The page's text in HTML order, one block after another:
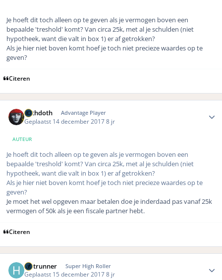
Je hoeft dit toch alleen op te geven als je vermogen boven een
bepaalde 'treshold' komt? Van circa 25k, met al je schulden (niet
hypotheek, want die valt in box 1) er af getrokken?
Als je hier niet boven komt hoef je toch niet precieze waardes op te
geven?
Citeren
bethdoth Advantage Player
Geplaatst 14 december 20178 jr
AUTEUR
Je hoeft dit toch alleen op te geven als je vermogen boven een
bepaalde 'treshold' komt? Van circa 25k, met al je schulden (niet
hypotheek, want die valt in box 1) er af getrokken?
Als je hier niet boven komt hoef je toch niet precieze waardes op te
geven?
Je moet het wel opgeven maar betalen doe je inderdaad pas vanaf 25k
vermogen of 50k als je een fiscale partner hebt.
Citeren
Hotrunner Super High Roller
Geplaatst 15 december 20178 jr